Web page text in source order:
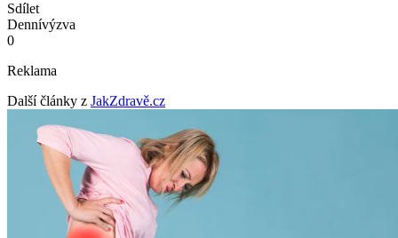
Sdílet
Dennívýzva
0
Reklama
Další články z JakZdravě.cz